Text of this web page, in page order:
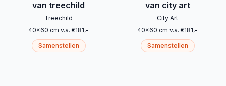
van treechild
Treechild
40x60 cm v.a. €181,-
Samenstellen
van city art
City Art
40x60 cm v.a. €181,-
Samenstellen